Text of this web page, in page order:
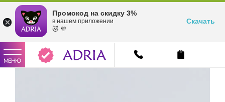
Промокод на скидку 3%
в нашем приложении
😻 💜
Скачать
МЕНЮ